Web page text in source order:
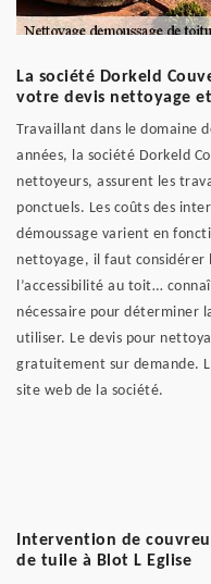
La société Dorkeld
votre devis nettoyage
Travaillant dans le domaine
années, la société Dorkeld
nettoyeurs, assurent les
ponctuels. Les coûts des
démoussage varient en
nettoyage, il faut considérer
l’accessibilité au toit…
nécessaire pour déterminer
utiliser. Le devis pour
gratuitement sur demande.
site web de la société.
Intervention de
de tuile à Blot L Eglise